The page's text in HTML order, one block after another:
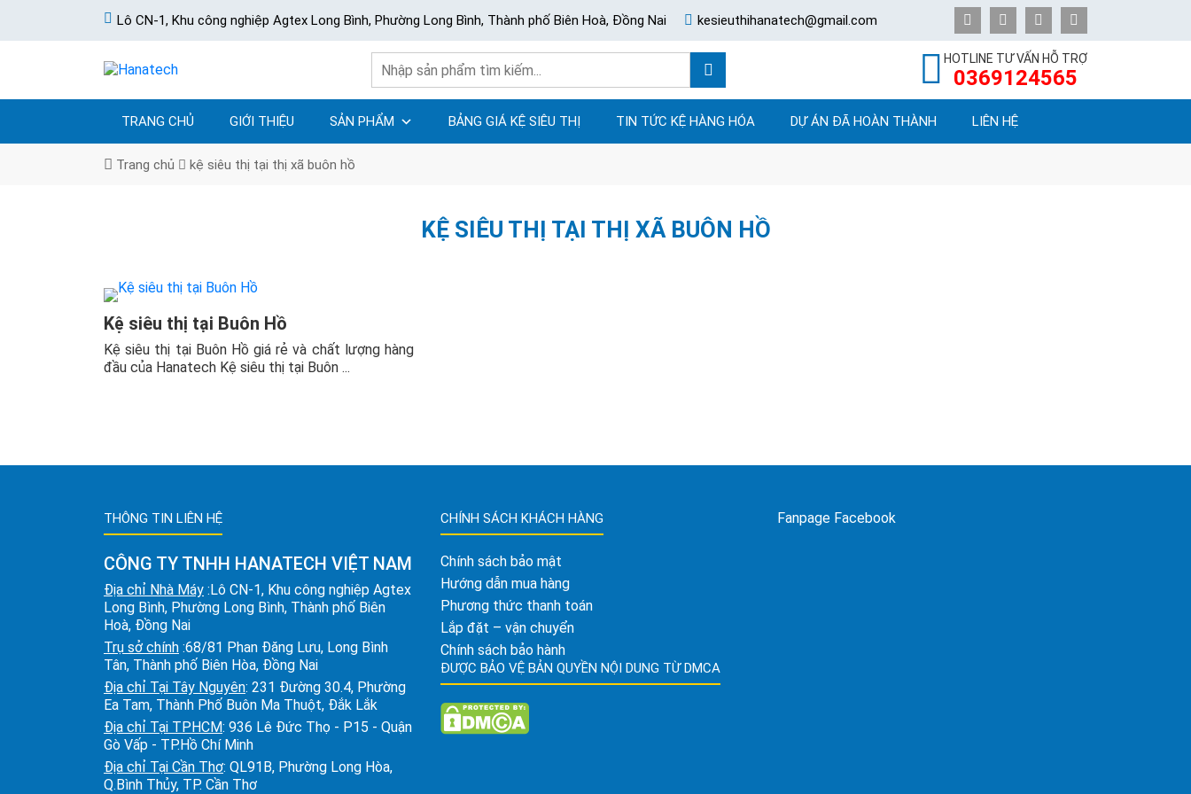
Lô CN-1, Khu công nghiệp Agtex Long Bình, Phường Long Bình, Thành phố Biên Hoà, Đồng Nai kesieuthihanatech@gmail.com
HOTLINE TƯ VẤN HỖ TRỢ
0369124565
TRANG CHỦ GIỚI THIỆU SẢN PHẨM BẢNG GIÁ KỆ SIÊU THỊ TIN TỨC KỆ HÀNG HÓA DỰ ÁN ĐÃ HOÀN THÀNH LIÊN HỆ
Trang chủ kệ siêu thị tại thị xã buôn hồ
KỆ SIÊU THỊ TẠI THỊ XÃ BUÔN HỒ
Kệ siêu thị tại Buôn Hồ
Kệ siêu thị tại Buôn Hồ giá rẻ và chất lượng hàng
đầu của Hanatech Kệ siêu thị tại Buôn ...
THÔNG TIN LIÊN HỆ
CÔNG TY TNHH HANATECH VIỆT NAM
Địa chỉ Nhà Máy :Lô CN-1, Khu công nghiệp Agtex
Long Bình, Phường Long Bình, Thành phố Biên
Hoà, Đồng Nai
Trụ sở chính :68/81 Phan Đăng Lưu, Long Bình
Tân, Thành phố Biên Hòa, Đồng Nai
Địa chỉ Tại Tây Nguyên: 231 Đường 30.4, Phường
Ea Tam, Thành Phố Buôn Ma Thuột, Đắk Lắk
Địa chỉ Tại TPHCM: 936 Lê Đức Thọ - P15 - Quận
Gò Vấp - TP.Hồ Chí Minh
Địa chỉ Tại Cần Thơ: QL91B, Phường Long Hòa,
Q.Bình Thủy, TP. Cần Thơ
CHÍNH SÁCH KHÁCH HÀNG
Chính sách bảo mật
Hướng dẫn mua hàng
Phương thức thanh toán
Lắp đặt – vận chuyển
Chính sách bảo hành
ĐƯỢC BẢO VỆ BẢN QUYỀN NỘI DUNG TỪ DMCA
Fanpage Facebook